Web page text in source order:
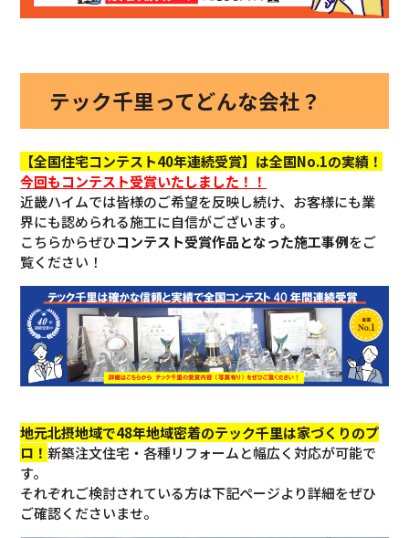
テック千里ってどんな会社？
【全国住宅コンテスト40年連続受賞】は全国No.1の実績！
今回もコンテスト受賞いたしました！！
近畿ハイムでは皆様のご希望を反映し続け、お客様にも業
界にも認められる施工に自信がございます。
こちらからぜひコンテスト受賞作品となった施工事例をご
覧ください！
地元北摂地域で48年地域密着のテック千里は家づくりのプ
ロ！新築注文住宅・各種リフォームと幅広く対応が可能で
す。
それぞれご検討されている方は下記ページより詳細をぜひ
ご確認くださいませ。